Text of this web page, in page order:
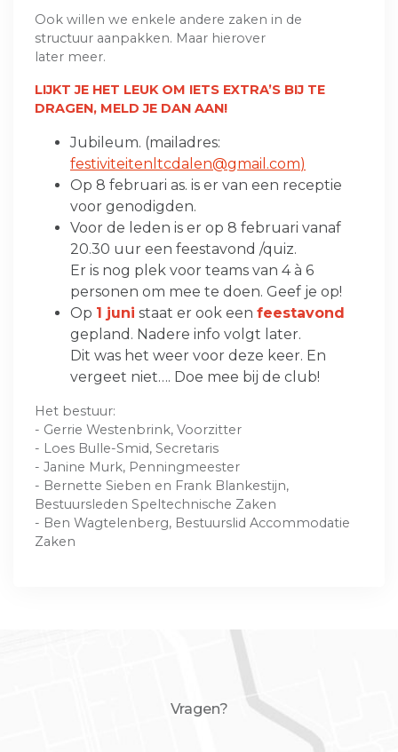
Ook willen we enkele andere zaken in de
structuur aanpakken. Maar hierover
later meer.
LIJKT JE HET LEUK OM IETS EXTRA’S BIJ TE
DRAGEN, MELD JE DAN AAN!
Jubileum. (mailadres:
festiviteitenltcdalen@gmail.com)
Op 8 februari as. is er van een receptie
voor genodigden.
Voor de leden is er op 8 februari vanaf
20.30 uur een feestavond /quiz.
Er is nog plek voor teams van 4 à 6
personen om mee te doen. Geef je op!
Op 1 juni staat er ook een feestavond
gepland. Nadere info volgt later.
Dit was het weer voor deze keer. En
vergeet niet…. Doe mee bij de club!
Het bestuur:
- Gerrie Westenbrink, Voorzitter
- Loes Bulle-Smid, Secretaris
- Janine Murk, Penningmeester
- Bernette Sieben en Frank Blankestijn,
Bestuursleden Speltechnische Zaken
- Ben Wagtelenberg, Bestuurslid Accommodatie
Zaken
Vragen?